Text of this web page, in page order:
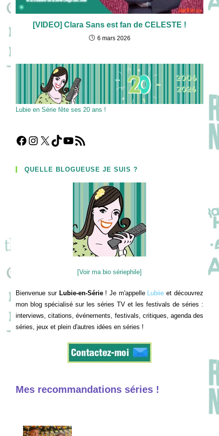
[VIDEO] Clara Sans est fan de CELESTE !
6 mars 2026
Lubie en Série fête ses 20 ans !
Facebook
Instagram
X TikTokYouTube
Flux RSS
QUELLE BLOGUEUSE JE SUIS ?
[Voir ma bio sériephile]
Bienvenue sur Lubie-en-Série! Je m'appelle Lubiie et découvrez
mon blog spécialisé sur les séries TV et les festivals de séries :
interviews, citations, événements, festivals, critiques, agenda des
séries, jeux et plein d'autres idées en séries !
Mes recommandations séries !